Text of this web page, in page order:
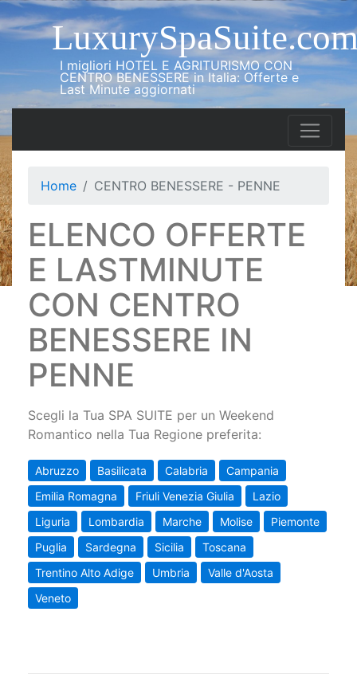
I migliori HOTEL E AGRITURISMO CON
CENTRO BENESSERE in Italia: Offerte e
Last Minute aggiornati
Home CENTRO BENESSERE - PENNE
ELENCO OFFERTE
E LASTMINUTE
CON CENTRO
BENESSERE IN
PENNE
Scegli la Tua SPA SUITE per un Weekend
Romantico nella Tua Regione preferita:
Abruzzo Basilicata Calabria
Campania
Emilia Romagna
Friuli Venezia Giulia
Lazio
Liguria
Lombardia Marche Molise
Piemonte
Puglia
Sardegna Sicilia
Toscana
Trentino Alto Adige
Umbria
Valle d'Aosta
Veneto